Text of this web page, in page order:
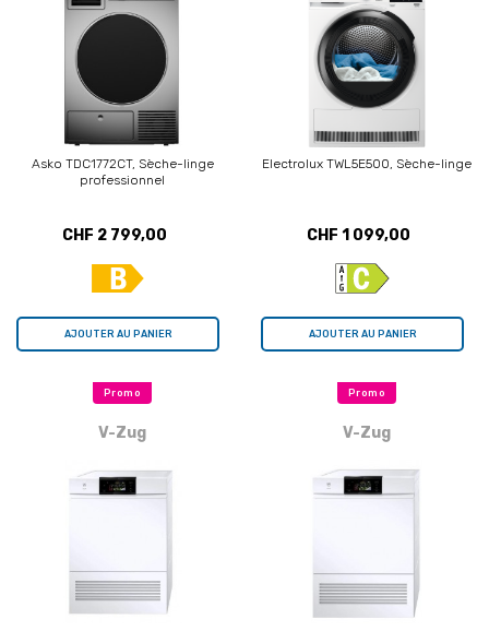
Asko TDC1772CT, Sèche-linge
professionnel
CHF 2 799,00
AJOUTER AU PANIER
Electrolux TWL5E500, Sèche-linge
CHF 1 099,00
AJOUTER AU PANIER
Promo
V-Zug
Promo
V-Zug